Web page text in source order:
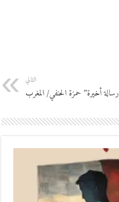
التالي
أخيرة” حمزة الحنفي/ المغرب